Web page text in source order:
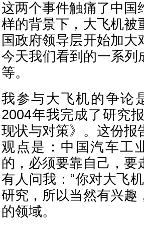
这两个事件触痛了中国
样的背景下，大飞机被
国政府领导层开始加
今天我们看到的一系列
等。
我参与大飞机的争论
2004年我完成了研究
现状与对策》。这份报
观点是：中国汽车工
的，必须要靠自己，要
有人问我：“你对大飞
研究，所以当然有兴趣
的领域。